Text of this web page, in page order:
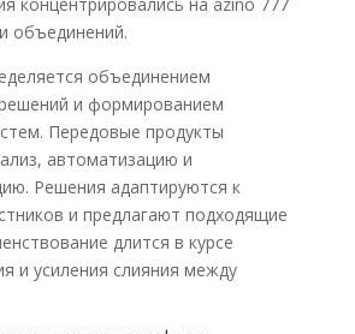
объединений.
объединением
и формированием
Передовые продукты
автоматизацию и
Решения адаптируются к
и предлагают подходящие
длится в курсе
и усиления слияния между